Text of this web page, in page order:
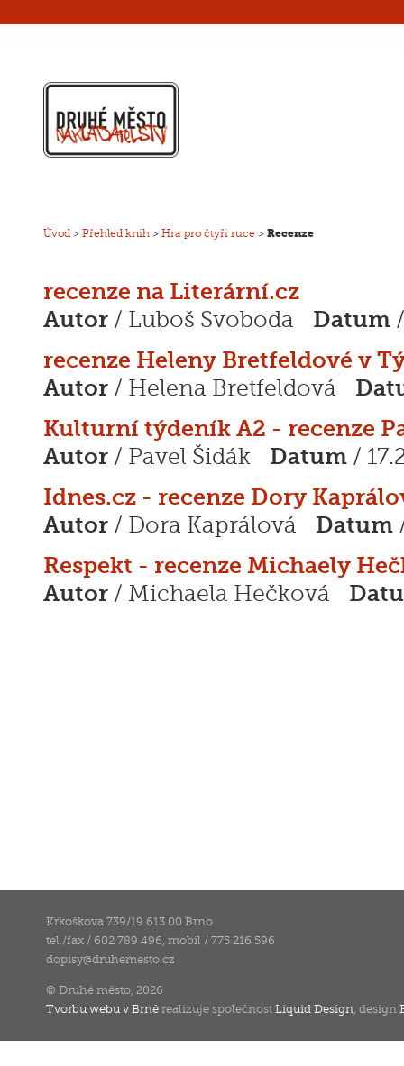
Úvod > Přehled knih > Hra pro čtyři ruce > Recenze
recenze na Literární.cz
Autor / Luboš Svoboda Datum
recenze Heleny Bretfeldové v
Autor / Helena Bretfeldová
Kulturní týdeník A2 - recenze
Autor / Pavel Šidák Datum /
Idnes.cz - recenze Dory
Autor / Dora Kaprálová Datum
Respekt - recenze Michaely
Autor / Michaela Hečková
Krkoškova 739/19 613 00 Brno
tel./fax / 602 789 496, mobil / 775 216 596
dopisy@druhemesto.cz
© Druhé město, 2026
Tvorbu webu v Brně realizuje společnostLiquid Design , design